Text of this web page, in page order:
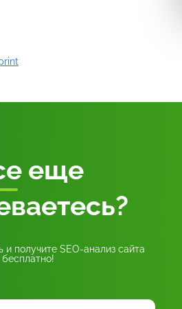
еще
и получите SEO-анализ сайта
бесплатно!